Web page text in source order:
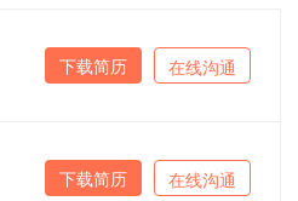
在线沟通
下载简历
在线沟通
下载简历